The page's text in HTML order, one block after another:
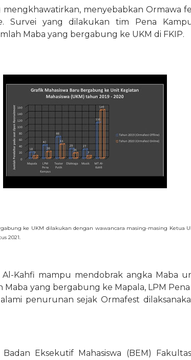
menyebabkan Ormawa
. Survei yang dilakukan tim Pena
Maba yang bergabung ke UKM di FKIP.
ke UKM dilakukan dengan wawancara masing-masing Ketua
2021.
Al-Kahfi mampu mendobrak angka Maba
yang bergabung ke Mapala, LPM
penurunan sejak Ormafest
Eksekutif Mahasiswa (BEM)